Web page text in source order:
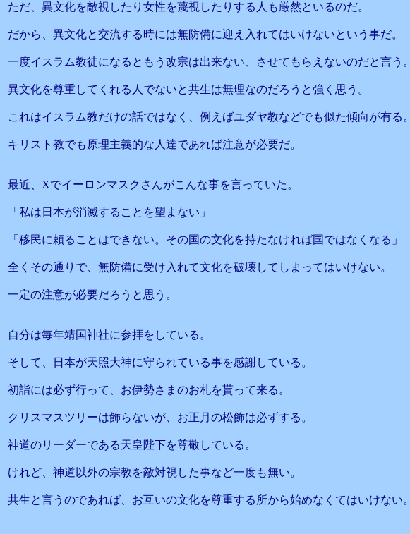
ただ、異文化を敵視したり女性を蔑視したりする人も厳然といるのだ。
だから、異文化と交流する時には無防備に迎え入れてはいけないという事だ。
一度イスラム教徒になるともう改宗は出来ない、させてもらえないのだと言う。
異文化を尊重してくれる人でないと共生は無理なのだろうと強く思う。
これはイスラム教だけの話ではなく、例えばユダヤ教などでも似た傾向が有る。
キリスト教でも原理主義的な人達であれば注意が必要だ。
最近、Xでイーロンマスクさんがこんな事を言っていた。
「私は日本が消滅することを望まない」
「移民に頼ることはできない。その国の文化を持たなければ国ではなくなる」
全くその通りで、無防備に受け入れて文化を破壊してしまってはいけない。
一定の注意が必要だろうと思う。
自分は毎年靖国神社に参拝をしている。
そして、日本が天照大神に守られている事を感謝している。
初詣には必ず行って、お伊勢さまのお札を貰って来る。
クリスマスツリーは飾らないが、お正月の松飾は必ずする。
神道のリーダーである天皇陛下を尊敬している。
けれど、神道以外の宗教を敵対視した事など一度も無い。
共生と言うのであれば、お互いの文化を尊重する所から始めなくてはいけない。